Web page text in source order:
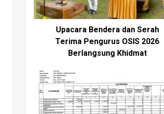
Upacara Bendera dan Serah
Terima Pengurus OSIS 2026
Berlangsung Khidmat